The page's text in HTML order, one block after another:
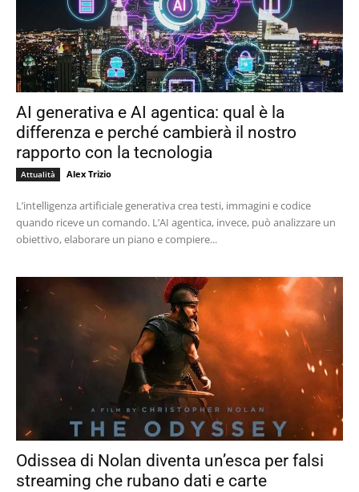
AI generativa e AI agentica: qual è la
differenza e perché cambierà il nostro
rapporto con la tecnologia
Attualità Alex Trizio
L’intelligenza artificiale generativa crea testi, immagini e codice
quando riceve un comando. L’AI agentica, invece, può analizzare un
obiettivo, elaborare un piano e compiere...
Odissea di Nolan diventa un’esca per falsi
streaming che rubano dati e carte